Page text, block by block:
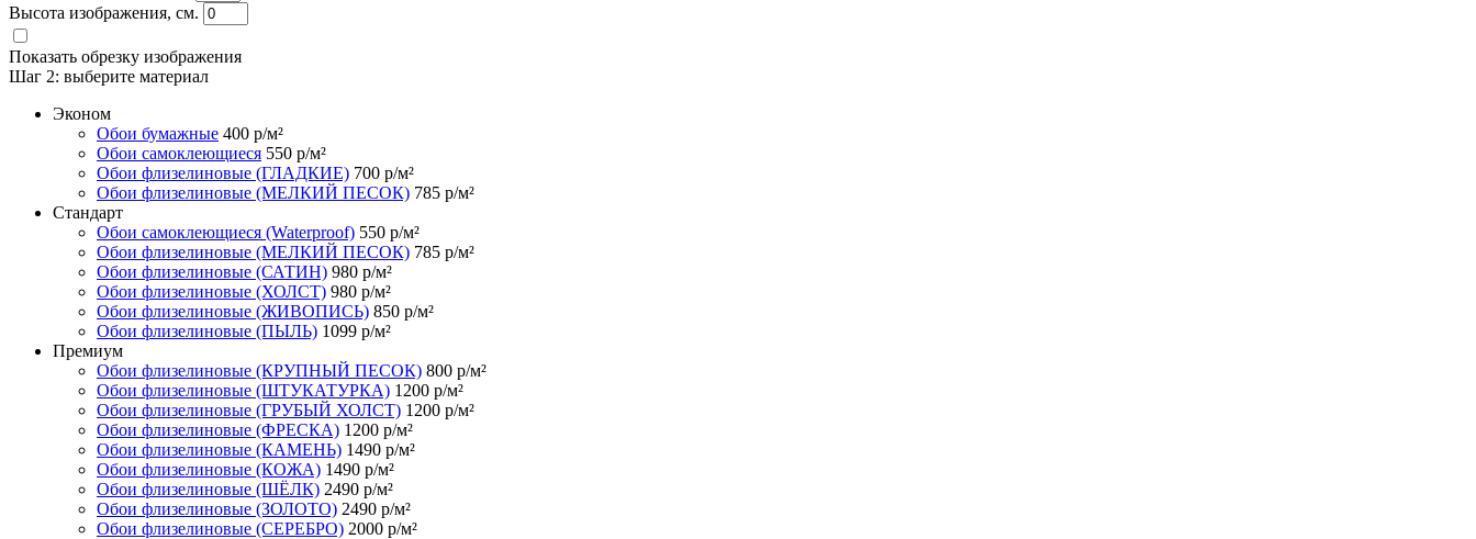
Высота изображения, см.
Показать обрезку изображения
Шаг 2: выберите материал
Эконом
Обои бумажные 400 р/м²
Обои самоклеющиеся 550 р/м²
Обои флизелиновые (ГЛАДКИЕ) 700 р/м²
Обои флизелиновые (МЕЛКИЙ ПЕСОК) 785 р/м²
Стандарт
Обои самоклеющиеся (Waterproof) 550 р/м²
Обои флизелиновые (МЕЛКИЙ ПЕСОК) 785 р/м²
Обои флизелиновые (САТИН) 980 р/м²
Обои флизелиновые (ХОЛСТ) 980 р/м²
Обои флизелиновые (ЖИВОПИСЬ) 850 р/м²
Обои флизелиновые (ПЫЛЬ) 1099 р/м²
Премиум
Обои флизелиновые (КРУПНЫЙ ПЕСОК) 800 р/м²
Обои флизелиновые (ШТУКАТУРКА) 1200 р/м²
Обои флизелиновые (ГРУБЫЙ ХОЛСТ) 1200 р/м²
Обои флизелиновые (ФРЕСКА) 1200 р/м²
Обои флизелиновые (КАМЕНЬ) 1490 р/м²
Обои флизелиновые (КОЖА) 1490 р/м²
Обои флизелиновые (ШЁЛК) 2490 р/м²
Обои флизелиновые (ЗОЛОТО) 2490 р/м²
Обои флизелиновые (СЕРЕБРО) 2000 р/м²